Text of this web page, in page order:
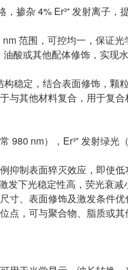
掺杂 4% Er³⁺ 发射离子，
范围，可控均一，保证光
酸或其他配体修饰，实
稳定，结合表面修饰，颗
与其他材料复合，用于复合
980 nm），Er³⁺ 发射绿
抑制表面猝灭效应，即使低
发下光稳定性高，荧光衰减
寸、表面修饰及激发条件
点，可与聚合物、脂质或